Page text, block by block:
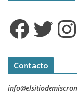
Facebook Twitter Instagram
Contacto